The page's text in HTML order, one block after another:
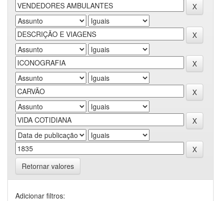
Retornar valores
Adicionar filtros: